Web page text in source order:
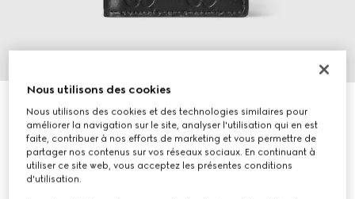
Porte-cartes GG Emblem
CA$590
Nous utilisons des cookies
Nous utilisons des cookies et des technologies similaires pour
améliorer la navigation sur le site, analyser l'utilisation qui en est
faite, contribuer à nos efforts de marketing et vous permettre de
partager nos contenus sur vos réseaux sociaux. En continuant à
utiliser ce site web, vous acceptez les présentes conditions
d'utilisation.